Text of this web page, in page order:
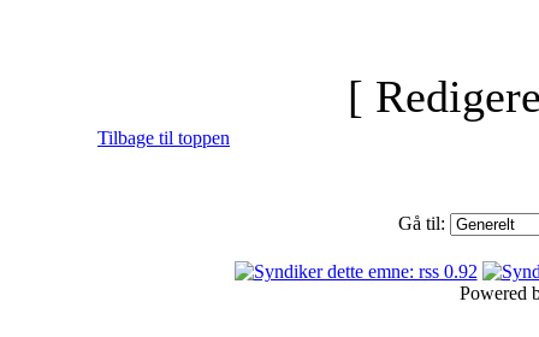
[
Tilbage til toppen
Gå til:
Powered